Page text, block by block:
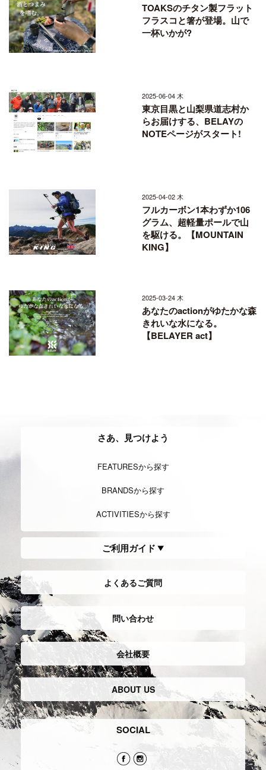
TOAKSのチタン製フラット
フラスコと箸が登場。山で
一杯いかが?
2025-06-04 木
東京目黒と山梨県道志村か
らお届けする、BELAYの
NOTEページがスタート!
2025-04-02 木
フルカーボン1本わずか106
グラム、超軽量ポールで山
を駆ける。【MOUNTAIN
KING】
2025-03-24 木
あなたのactionがゆたかな森
きれいな水になる。
【BELAYER act】
さあ、見つけよう
FEATURESから探す
BRANDSから探す
ACTIVITIESから探す
ご利用ガイド
よくあるご質問
問い合わせ
会社概要
ABOUT US
SOCIAL